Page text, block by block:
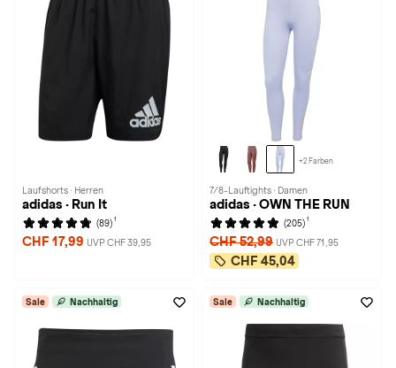
Laufshorts · Herren
adidas · Run It
(89) 1
CHF 17,99 UVP CHF 39,95
+2 Farben
7/8-Lauftights · Damen
adidas · OWN THE RUN
(205) 1
CHF 52,99 UVP CHF 71,95
CHF 45,04
Sale Nachhaltig Sale Nachhaltig